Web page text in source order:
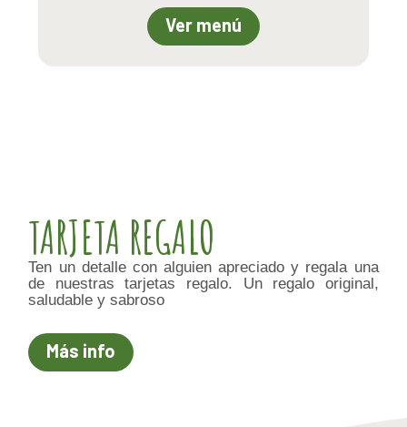
Ver menú
TARJETA REGALO
Ten un detalle con alguien apreciado y regala una
de nuestras tarjetas regalo. Un regalo original,
saludable y sabroso
Más info